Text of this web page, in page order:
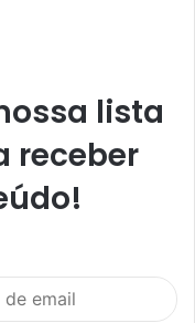
lista
receber